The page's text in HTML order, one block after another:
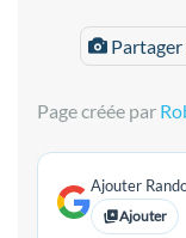
Page créée par
Ajouter
Ajouter